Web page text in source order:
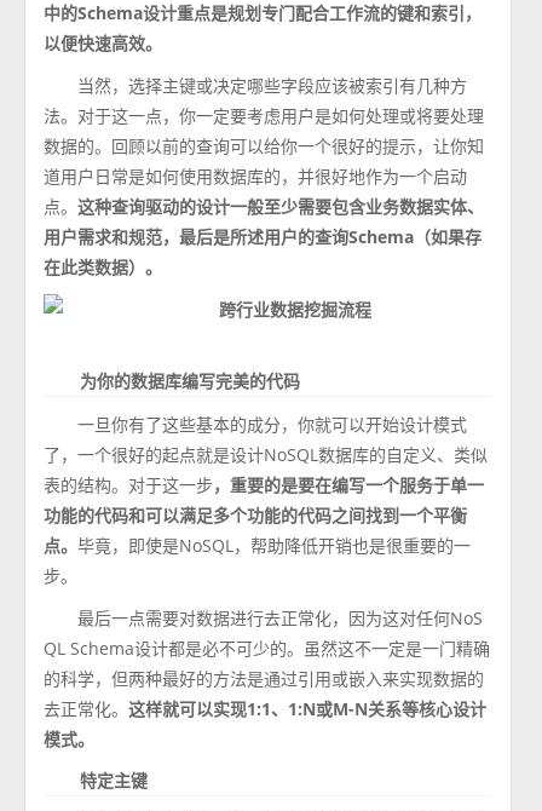
中的Schema设计重点是规划专门配合工作流的键和索引，
以便快速高效。
当然，选择主键或决定哪些字段应该被索引有几种方
法。对于这一点，你一定要考虑用户是如何处理或将要处理
数据的。回顾以前的查询可以给你一个很好的提示，让你知
道用户日常是如何使用数据库的，并很好地作为一个启动
点。这种查询驱动的设计一般至少需要包含业务数据实体、
用户需求和规范，最后是所述用户的查询Schema（如果存
在此类数据）。
为你的数据库编写完美的代码
一旦你有了这些基本的成分，你就可以开始设计模式
了，一个很好的起点就是设计NoSQL数据库的自定义、类似
表的结构。对于这一步，重要的是要在编写一个服务于单一
功能的代码和可以满足多个功能的代码之间找到一个平衡
点。毕竟，即使是NoSQL，帮助降低开销也是很重要的一
步。
最后一点需要对数据进行去正常化，因为这对任何NoS
QL Schema设计都是必不可少的。虽然这不一定是一门精确
的科学，但两种最好的方法是通过引用或嵌入来实现数据的
去正常化。这样就可以实现1:1、1:N或M-N关系等核心设计
模式。
特定主键